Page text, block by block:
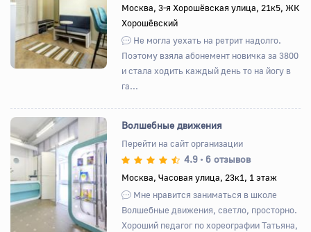
Назад ВпередМосква, 3-я Хорошёвская улица, 21к5, ЖК
Хорошёвский
Не могла уехать на ретрит надолго.
Поэтому взяла абонемент новичка за 3800
и стала ходить каждый день то на йогу в
га...
Назад Вперед
Волшебные движения
Перейти на сайт организации
4.9 • 6 отзывов
Москва, Часовая улица, 23к1, 1 этаж
Мне нравится заниматься в школе
Волшебные движения, светло, просторно.
Хороший педагог по хореографии Татьяна,